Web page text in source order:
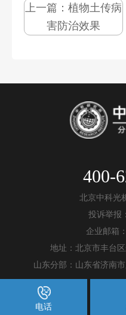
电话
上一篇： 植物土传病
害防治效果
400-
北京中科光
投诉举报
企业邮箱
地址：北京市丰台
山东分部：山东省济南